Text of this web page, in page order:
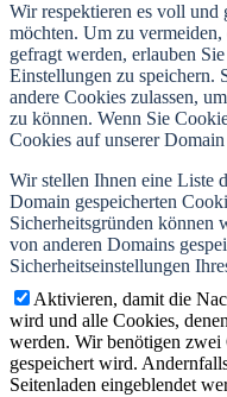
Wir respektieren es voll und
möchten. Um zu
gefragt werden, erlauben
Einstellungen zu speichern.
andere Cookies zulassen,
zu können. Wenn Sie
Cookies auf unserer
Wir stellen Ihnen eine Liste
Domain gespeicherten
Sicherheitsgründen können
von anderen Domains
Sicherheitseinstellungen
Aktivieren, damit die
wird und alle Cookies,
werden. Wir benötigen
gespeichert wird.
Seitenladen eingeblendet